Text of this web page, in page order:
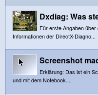
Dxdiag: Was
Für erste Angaben
Informationen der DirectX-Diagno...
Screenshot
Erklärung: Das ist ein
und mit dem Notebook....